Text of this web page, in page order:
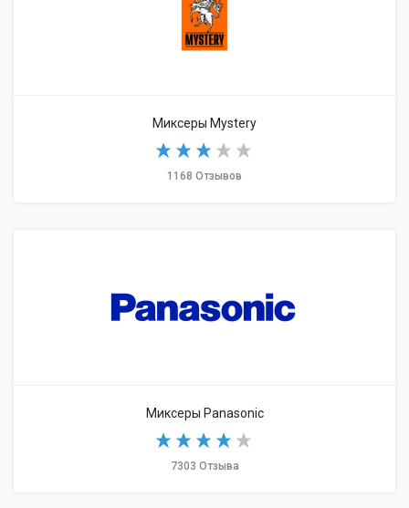
Миксеры Mystery
1168 Отзывов
Миксеры Panasonic
7303 Отзыва